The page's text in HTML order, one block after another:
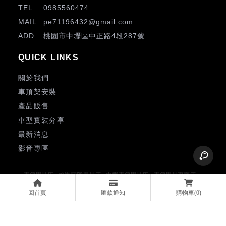
回首頁 匯款通知 購物車(0)
0985560474
pe71196432@gmail.com
桃園市中壢區中正路4段287號
關於我們
車頂架安裝
產品販售
車型實裝分享
最新消息
影音專區
露營用品店 桃園露營用品店 中壢露營用品店
露營用品專賣店
桃園露營用品專賣店
中壢露營用品專賣店